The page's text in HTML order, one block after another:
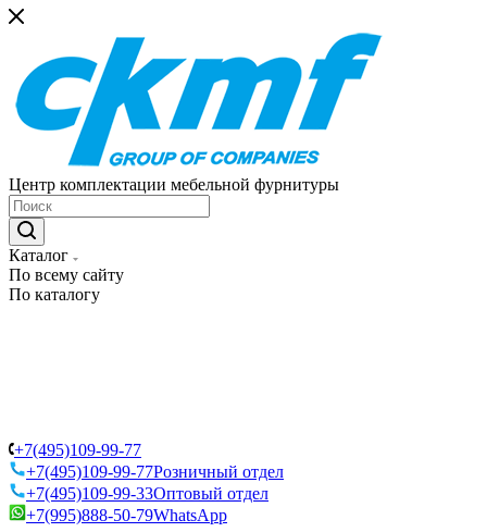
Центр комплектации мебельной фурнитуры
Каталог
По всему сайту
По каталогу
+7(495)109-99-77
+7(495)109-99-77Розничный отдел
+7(495)109-99-33Оптовый отдел
+7(995)888-50-79WhatsApp